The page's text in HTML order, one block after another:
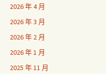
2026 年 4 月
2026 年 3 月
2026 年 2 月
2026 年 1 月
2025 年 11 月